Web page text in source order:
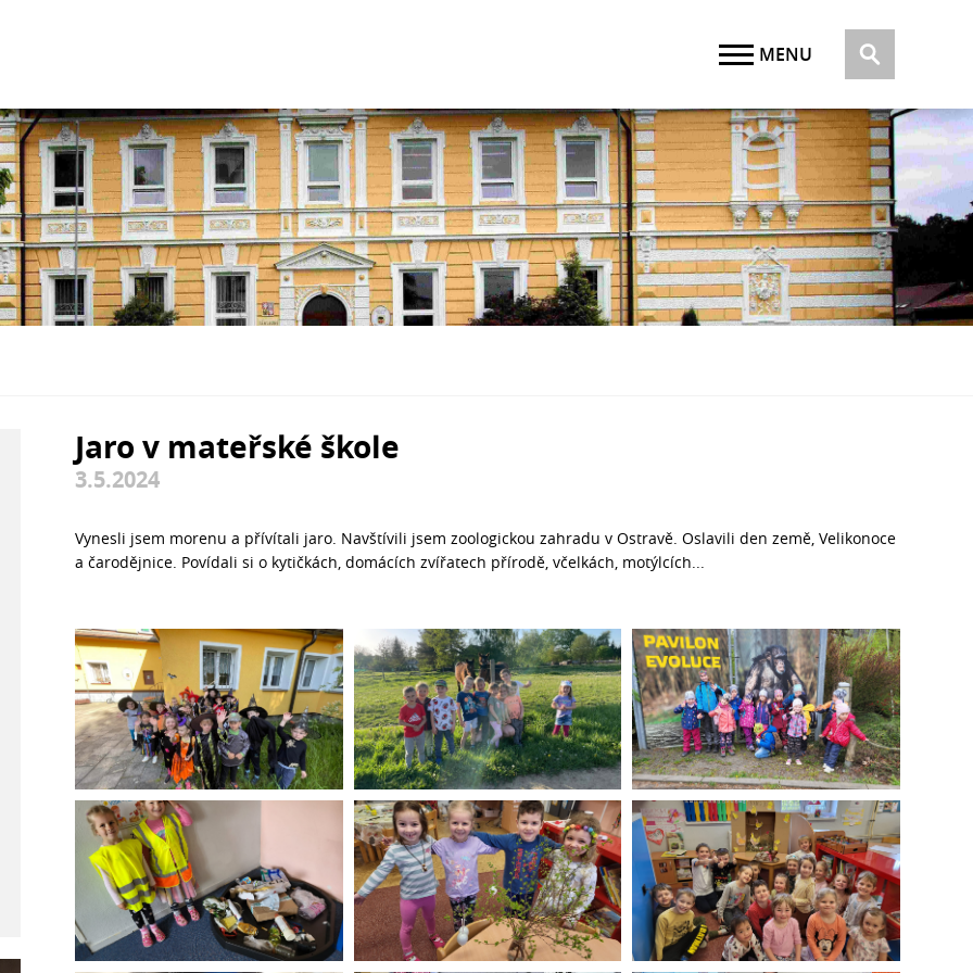
Jaro v mateřské škole
3.5.2024
Vynesli jsem morenu a přívítali jaro. Navštívili jsem zoologickou zahradu v Ostravě. Oslavili den země, Velikonoce
a čarodějnice. Povídali si o kytičkách, domácích zvířatech přírodě, včelkách, motýlcích...